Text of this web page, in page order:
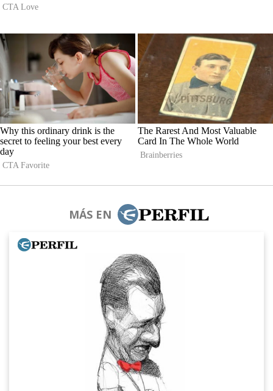
MÁS EN